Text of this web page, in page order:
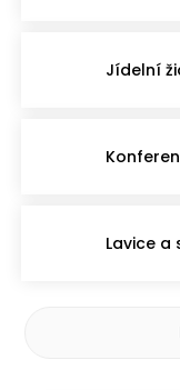
Jídelní
Lavice a